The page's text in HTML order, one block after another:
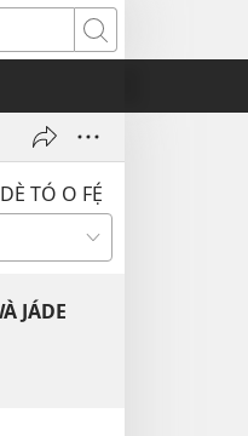
Wá
a
TÓ O FẸ́
JÁDE